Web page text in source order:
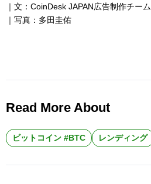
｜文：CoinDesk JAPAN広告制作チーム
｜写真：多田圭佑
Read More About
ビットコイン #BTC レンディング